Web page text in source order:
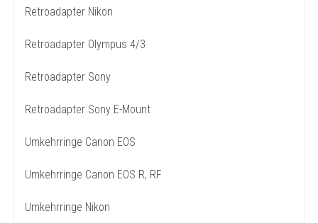
Retroadapter Nikon
Retroadapter Olympus 4/3
Retroadapter Sony
Retroadapter Sony E-Mount
Umkehrringe Canon EOS
Umkehrringe Canon EOS R, RF
Umkehrringe Nikon